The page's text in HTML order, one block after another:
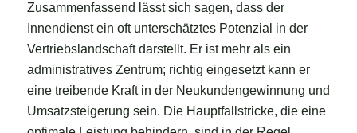
Zusammenfassend lässt sich sagen, dass der
Innendienst ein oft unterschätztes Potenzial in der
Vertriebslandschaft darstellt. Er ist mehr als ein
administratives Zentrum; richtig eingesetzt kann er
eine treibende Kraft in der Neukundengewinnung und
Umsatzsteigerung sein. Die Hauptfallstricke, die eine